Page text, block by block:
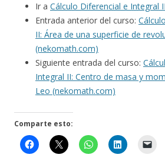
Ir a Cálculo Diferencial e Integral II
Entrada anterior del curso:
II: Área de una superficie de
(nekomath.com)
Siguiente entrada del curso:
Integral II: Centro de masa y
Leo (nekomath.com)
Comparte esto: